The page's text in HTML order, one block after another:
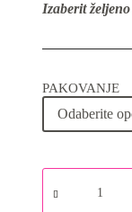
Izaberit
PAKOVANJE
Ljubičasti
neon